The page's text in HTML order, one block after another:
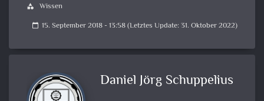
category Wissen
calendar_today 15. September 2018 - 13:58 (Letztes Update: 31. Oktober 2022)
Daniel Jörg Schuppelius